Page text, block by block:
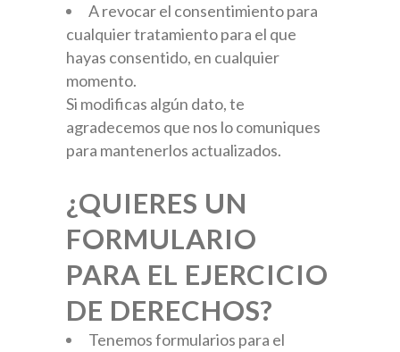
A revocar el consentimiento para
cualquier tratamiento para el que
hayas consentido, en cualquier
momento.
Si modificas algún dato, te
agradecemos que nos lo comuniques
para mantenerlos actualizados.
¿QUIERES UN
FORMULARIO
PARA EL EJERCICIO
DE DERECHOS?
Tenemos formularios para el